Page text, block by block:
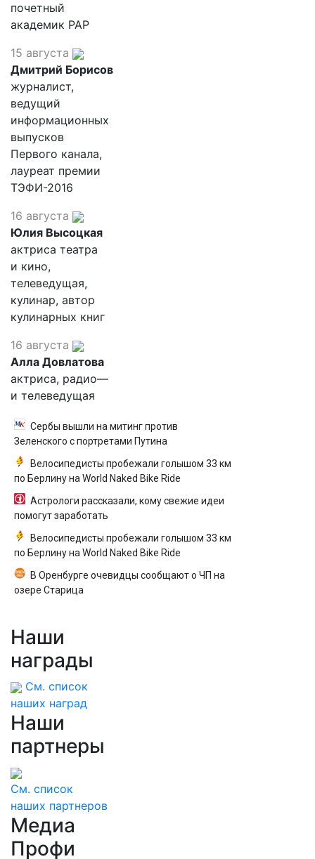
почетный
академик РАР
15 августа
Дмитрий Борисов
журналист,
ведущий
информационных
выпусков
Первого канала,
лауреат премии
ТЭФИ-2016
16 августа
Юлия Высоцкая
актриса театра
и кино,
телеведущая,
кулинар, автор
кулинарных книг
16 августа
Алла Довлатова
актриса, радио—
и телеведущая
Сербы вышли на митинг против
Зеленского с портретами Путина
Велосипедисты пробежали голышом 33 км
по Берлину на World Naked Bike Ride
Астрологи рассказали, кому свежие идеи
помогут заработать
Велосипедисты пробежали голышом 33 км
по Берлину на World Naked Bike Ride
В Оренбурге очевидцы сообщают о ЧП на
озере Старица
Наши
награды
См. список
наших наград
Наши
партнеры
См. список
наших партнеров
Медиа
Профи